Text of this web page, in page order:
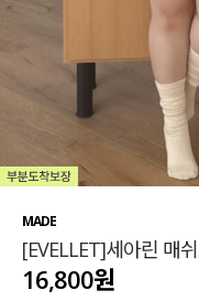
세트할인 ~30%
하객룩
살안타템
110사이즈
티셔츠
MADE
[EVELLET]세아린 매
16,800원